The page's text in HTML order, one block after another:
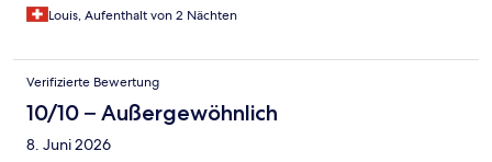
Louis, Aufenthalt von 2 Nächten
Verifizierte Bewertung
10/10 – Außergewöhnlich
8. Juni 2026